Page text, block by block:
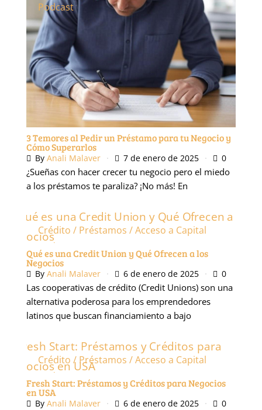
Podcast
3 Temores al Pedir un Préstamo para tu Negocio y
Cómo Superarlos
By Anali Malaver 7 de enero de 2025 0
¿Sueñas con hacer crecer tu negocio pero el miedo
a los préstamos te paraliza? ¡No más! En
Crédito / Préstamos / Acceso a Capital
Podcast
Qué es una Credit Union y Qué Ofrecen a los
Negocios
By Anali Malaver 6 de enero de 2025 0
Las cooperativas de crédito (Credit Unions) son una
alternativa poderosa para los emprendedores
latinos que buscan financiamiento a bajo
Crédito / Préstamos / Acceso a Capital
Podcast
Fresh Start: Préstamos y Créditos para Negocios
en USA
By Anali Malaver 6 de enero de 2025 0